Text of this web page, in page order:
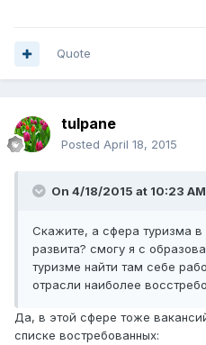
Quote
tulpane
Posted April 18, 2015
On 4/18/2015 at 10:23
Скажите, а сфера туризма в
развита? смогу я с
туризме найти там себе
отрасли наиболее
Да, в этой сфере тоже
списке востребованных: